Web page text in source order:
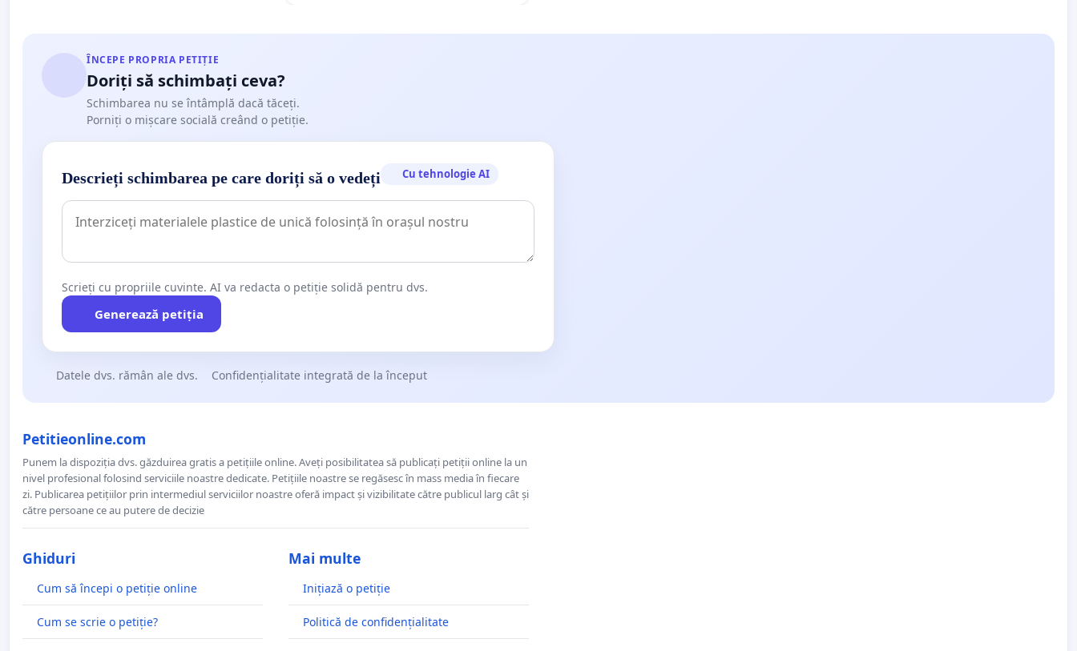
ÎNCEPE PROPRIA PETIȚIE
Doriți să schimbați ceva?
Schimbarea nu se întâmplă dacă tăceți.
Porniți o mișcare socială creând o petiție.
Descrieți schimbarea pe care doriți să o vedeți Cu tehnologie AI
Scrieți cu propriile cuvinte. AI va redacta o petiție solidă pentru dvs.
Generează petiția
Datele dvs. rămân ale dvs. Confidențialitate integrată de la început
Petitieonline.com
Punem la dispoziția dvs. găzduirea gratis a petițiile online. Aveți posibilitatea să publicați petiții online la un
nivel profesional folosind serviciile noastre dedicate. Petițiile noastre se regăsesc în mass media în fiecare
zi. Publicarea petițiilor prin intermediul serviciilor noastre oferă impact și vizibilitate către publicul larg cât și
către persoane ce au putere de decizie
Ghiduri
Cum să începi o petiție online
Cum se scrie o petiție?
Mai multe
Inițiază o petiție
Politică de confidențialitate